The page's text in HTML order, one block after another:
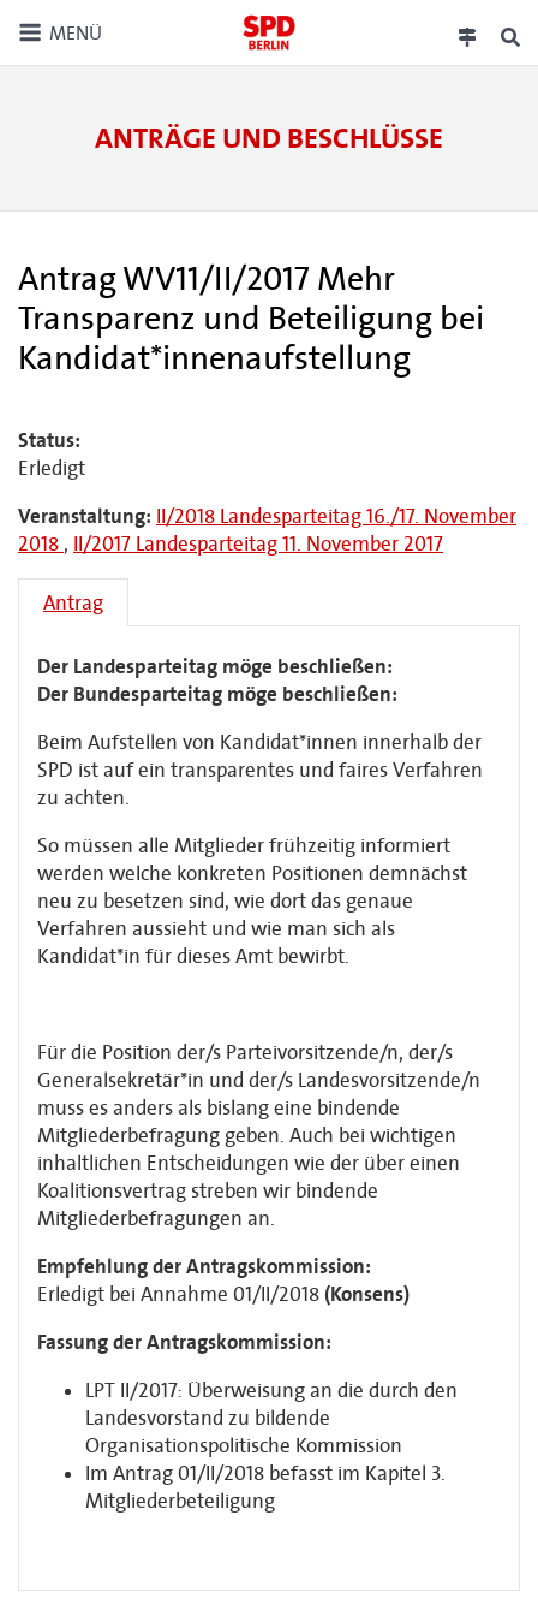
MENÜ
ANTRÄGE UND BESCHLÜSSE
Antrag WV11/II/2017 Mehr
Transparenz und Beteiligung bei
Kandidat*innenaufstellung
Status:
Erledigt
Veranstaltung: II/2018 Landesparteitag 16./17. November
2018 , II/2017 Landesparteitag 11. November 2017
Antrag
Der Landesparteitag möge beschließen:
Der Bundesparteitag möge beschließen:
Beim Aufstellen von Kandidat*innen innerhalb der
SPD ist auf ein transparentes und faires Verfahren
zu achten.
So müssen alle Mitglieder frühzeitig informiert
werden welche konkreten Positionen demnächst
neu zu besetzen sind, wie dort das genaue
Verfahren aussieht und wie man sich als
Kandidat*in für dieses Amt bewirbt.
Für die Position der/s Parteivorsitzende/n, der/s
Generalsekretär*in und der/s Landesvorsitzende/n
muss es anders als bislang eine bindende
Mitgliederbefragung geben. Auch bei wichtigen
inhaltlichen Entscheidungen wie der über einen
Koalitionsvertrag streben wir bindende
Mitgliederbefragungen an.
Empfehlung der Antragskommission:
Erledigt bei Annahme 01/II/2018 (Konsens)
Fassung der Antragskommission:
LPT II/2017: Überweisung an die durch den
Landesvorstand zu bildende
Organisationspolitische Kommission
Im Antrag 01/II/2018 befasst im Kapitel 3.
Mitgliederbeteiligung